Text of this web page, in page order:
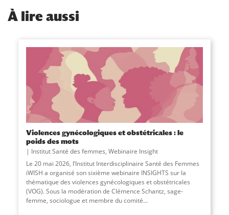
À lire aussi
Violences gynécologiques et obstétricales : le
poids des mots
Institut Santé des femmes, Webinaire Insight
Le 20 mai 2026, l’Institut Interdisciplinaire Santé des Femmes
iWISH a organisé son sixième webinaire INSIGHTS sur la
thématique des violences gynécologiques et obstétricales
(VOG). Sous la modération de Clémence Schantz, sage-
femme, sociologue et membre du comité...